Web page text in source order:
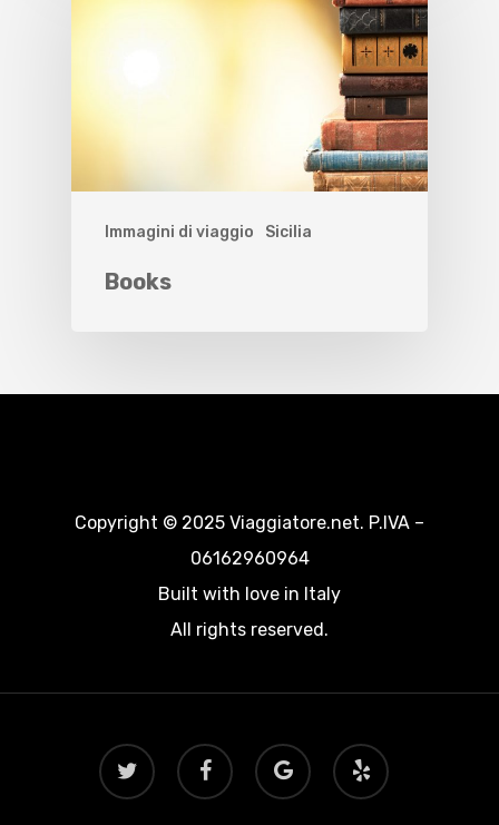
Immagini di viaggio Sicilia
Books
Copyright © 2025 Viaggiatore.net. P.IVA –
06162960964
Built with love in Italy
All rights reserved.
twitter facebook
google-
plus
yelp